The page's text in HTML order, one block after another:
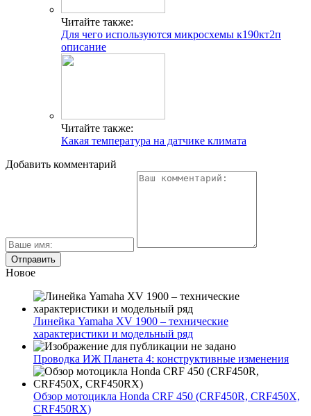
Читайте также:
Для чего используются микросхемы к190кт2п
описание
Читайте также:
Какая температура на датчике климата
Добавить комментарий
Новое
Линейка Yamaha XV 1900 – технические
характеристики и модельный ряд
Проводка ИЖ Планета 4: конструктивные изменения
Обзор мотоцикла Honda CRF 450 (CRF450R, CRF450X,
CRF450RX)